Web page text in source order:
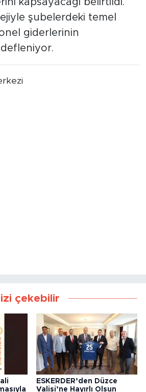
şubelerdeki temel
giderlerinin
çekebilir
ESKERDER’den Düzce
Valisi’ne Hayırlı Olsun